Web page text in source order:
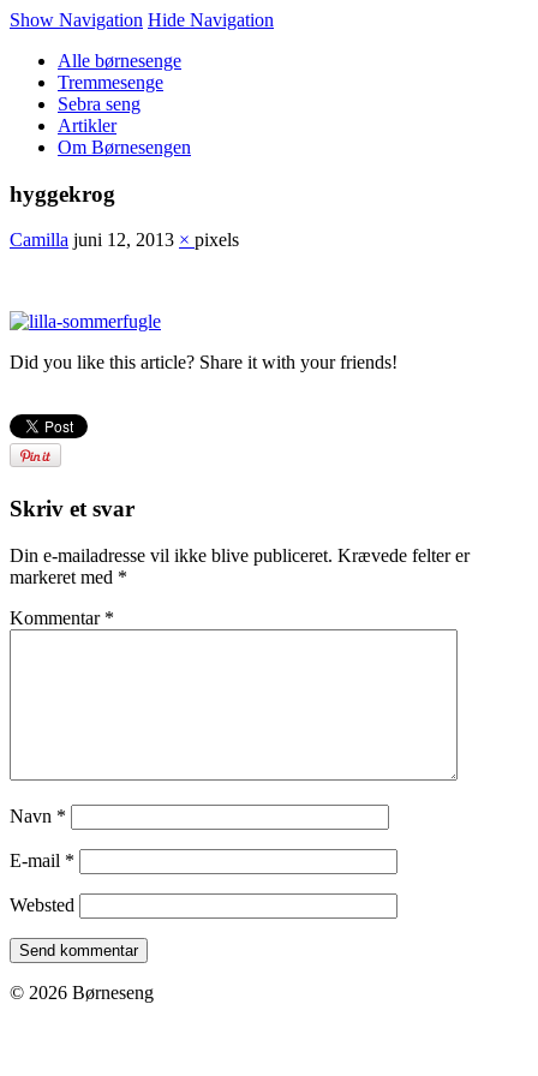
Show Navigation Hide Navigation
Alle børnesenge
Tremmesenge
Sebra seng
Artikler
Om Børnesengen
hyggekrog
Camilla juni 12, 2013 × pixels
Did you like this article? Share it with your friends!
Skriv et svar
Din e-mailadresse vil ikke blive publiceret. Krævede felter er
markeret med *
Kommentar *
Navn *
E-mail *
Websted
© 2026 Børneseng